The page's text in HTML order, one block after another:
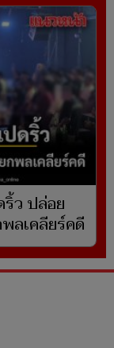
ริ้ว ปล่อย
ลเคลียร์คดี